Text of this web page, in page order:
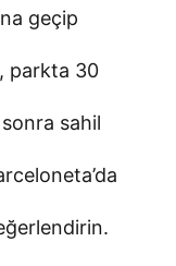
geçip
parkta 30
sahil